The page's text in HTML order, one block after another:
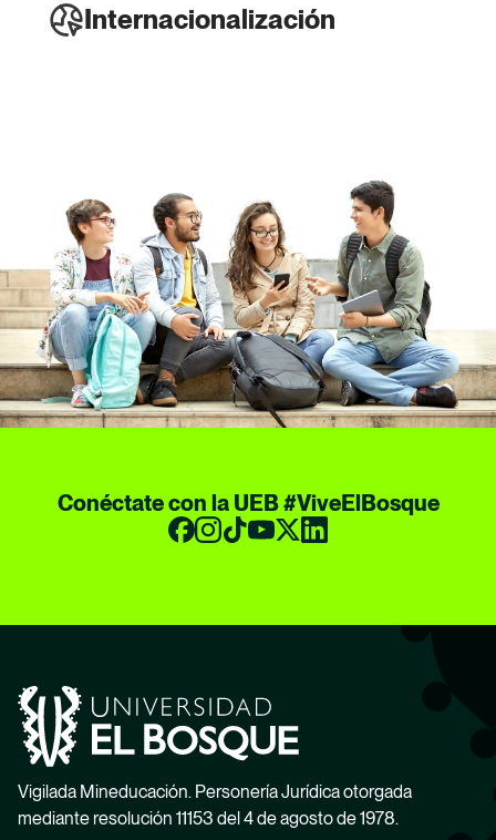
Internacionalización
Conéctate con la UEB #ViveElBosque
Vigilada Mineducación. Personería Jurídica otorgada
mediante resolución 11153 del 4 de agosto de 1978.